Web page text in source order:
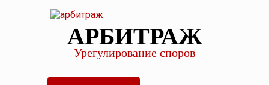
АРБИТРАЖ
Урегулирование споров